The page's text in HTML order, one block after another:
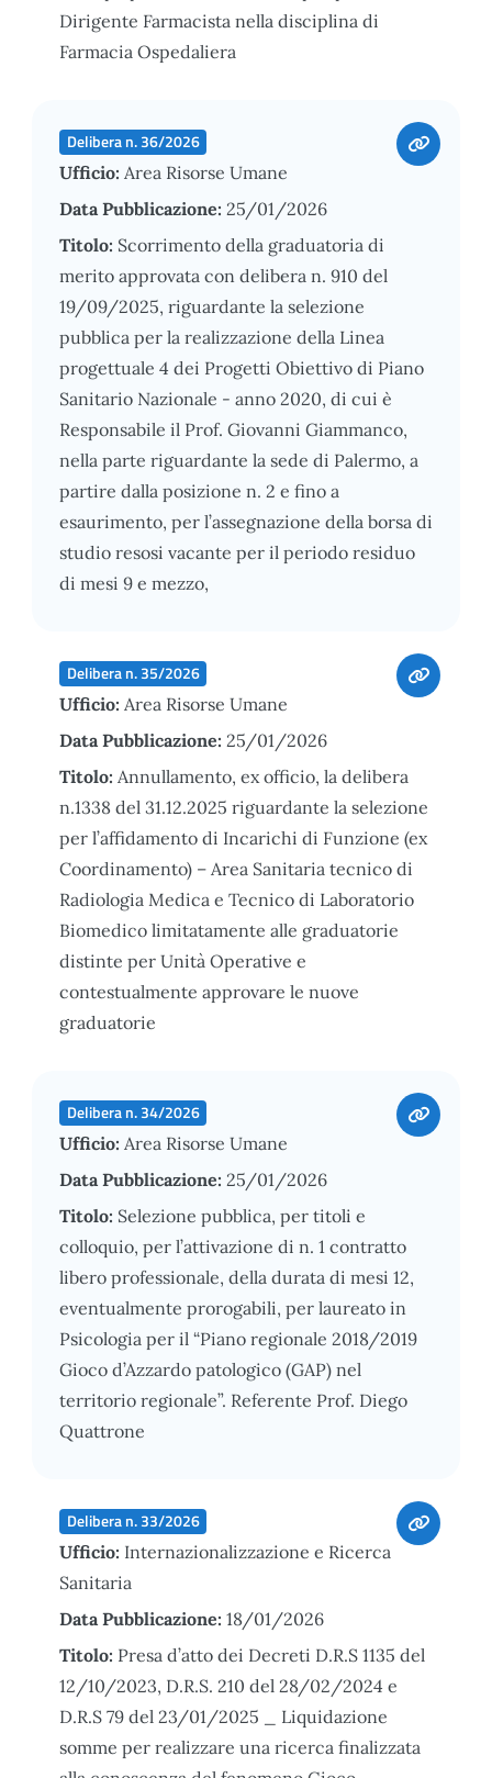
Dirigente Farmacista nella disciplina di
Farmacia Ospedaliera
Delibera n. 36/2026
Ufficio: Area Risorse Umane
Data Pubblicazione: 25/01/2026
Titolo: Scorrimento della graduatoria di
merito approvata con delibera n. 910 del
19/09/2025, riguardante la selezione
pubblica per la realizzazione della Linea
progettuale 4 dei Progetti Obiettivo di Piano
Sanitario Nazionale - anno 2020, di cui è
Responsabile il Prof. Giovanni Giammanco,
nella parte riguardante la sede di Palermo, a
partire dalla posizione n. 2 e fino a
esaurimento, per l’assegnazione della borsa di
studio resosi vacante per il periodo residuo
di mesi 9 e mezzo,
Delibera n. 35/2026
Ufficio: Area Risorse Umane
Data Pubblicazione: 25/01/2026
Titolo: Annullamento, ex officio, la delibera
n.1338 del 31.12.2025 riguardante la selezione
per l’affidamento di Incarichi di Funzione (ex
Coordinamento) – Area Sanitaria tecnico di
Radiologia Medica e Tecnico di Laboratorio
Biomedico limitatamente alle graduatorie
distinte per Unità Operative e
contestualmente approvare le nuove
graduatorie
Delibera n. 34/2026
Ufficio: Area Risorse Umane
Data Pubblicazione: 25/01/2026
Titolo: Selezione pubblica, per titoli e
colloquio, per l’attivazione di n. 1 contratto
libero professionale, della durata di mesi 12,
eventualmente prorogabili, per laureato in
Psicologia per il “Piano regionale 2018/2019
Gioco d’Azzardo patologico (GAP) nel
territorio regionale”. Referente Prof. Diego
Quattrone
Delibera n. 33/2026
Ufficio: Internazionalizzazione e Ricerca
Sanitaria
Data Pubblicazione: 18/01/2026
Titolo: Presa d’atto dei Decreti D.R.S 1135 del
12/10/2023, D.R.S. 210 del 28/02/2024 e
D.R.S 79 del 23/01/2025 _ Liquidazione
somme per realizzare una ricerca finalizzata